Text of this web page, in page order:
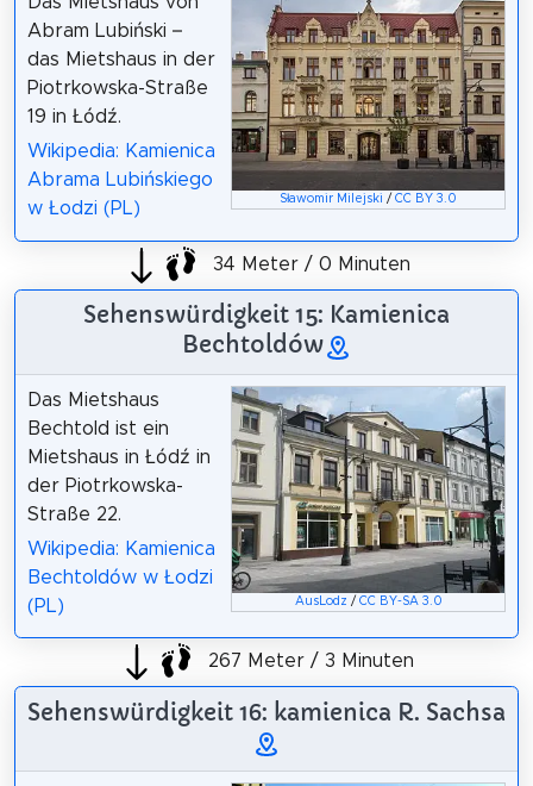
Sławomir Milejski /CC BY 3.0
Abram Lubiński –
das Mietshaus in der
Piotrkowska-Straße
19 in Łódź.
Wikipedia: Kamienica
Abrama Lubińskiego
w Łodzi (PL)
34 Meter / 0 Minuten
Sehenswürdigkeit 15: Kamienica
Bechtoldów
AusLodz / CC BY-SA 3.0
Das Mietshaus
Bechtold ist ein
Mietshaus in Łódź in
der Piotrkowska-
Straße 22.
Wikipedia: Kamienica
Bechtoldów w Łodzi
(PL)
267 Meter / 3 Minuten
Sehenswürdigkeit 16: kamienica R. Sachsa